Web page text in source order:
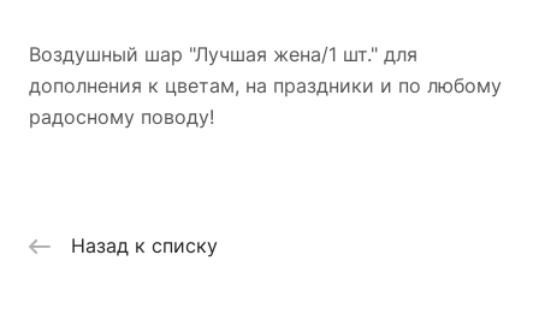
Воздушный шар "Лучшая жена/1 шт." для
дополнения к цветам, на праздники и по любому
радосному поводу!
Назад к списку